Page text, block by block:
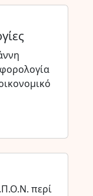
περί